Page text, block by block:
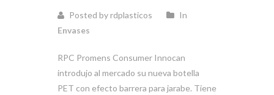
Posted by rdplasticos
In
Envases
RPC Promens Consumer Innocan
introdujo al mercado su nueva botella
PET con efecto barrera para jarabe. Tiene